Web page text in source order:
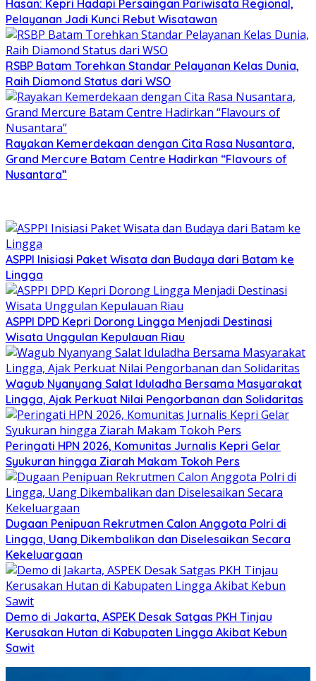
Hasan: Kepri Hadapi Persaingan Pariwisata Regional,
Pelayanan Jadi Kunci Rebut Wisatawan
RSBP Batam Torehkan Standar Pelayanan Kelas Dunia,
Raih Diamond Status dari WSO
Rayakan Kemerdekaan dengan Cita Rasa Nusantara,
Grand Mercure Batam Centre Hadirkan “Flavours of
Nusantara”
ASPPI Inisiasi Paket Wisata dan Budaya dari Batam ke
Lingga
ASPPI DPD Kepri Dorong Lingga Menjadi Destinasi
Wisata Unggulan Kepulauan Riau
Wagub Nyanyang Salat Iduladha Bersama Masyarakat
Lingga, Ajak Perkuat Nilai Pengorbanan dan Solidaritas
Peringati HPN 2026, Komunitas Jurnalis Kepri Gelar
Syukuran hingga Ziarah Makam Tokoh Pers
Dugaan Penipuan Rekrutmen Calon Anggota Polri di
Lingga, Uang Dikembalikan dan Diselesaikan Secara
Kekeluargaan
Demo di Jakarta, ASPEK Desak Satgas PKH Tinjau
Kerusakan Hutan di Kabupaten Lingga Akibat Kebun
Sawit